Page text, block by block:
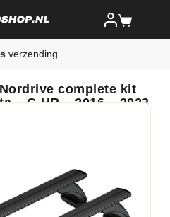
verzending
complete kit
– C-HR – 2016 – 2023